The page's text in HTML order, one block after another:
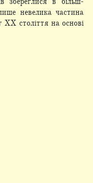
невелика частина
століття на основі